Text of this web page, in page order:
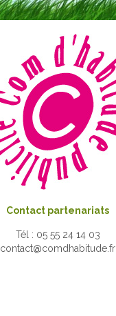
Contact partenariats
Tél : 05 55 24 14 03
contact@comdhabitude.fr